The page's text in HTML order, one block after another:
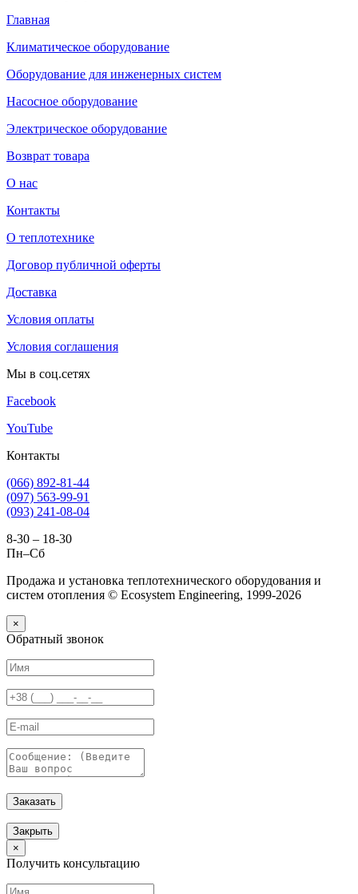
Главная
Климатическое оборудование
Оборудование для инженерных систем
Насосное оборудование
Электрическое оборудование
Возврат товара
О нас
Контакты
О теплотехнике
Договор публичной оферты
Доставка
Условия оплаты
Условия соглашения
Мы в соц.сетях
Facebook
YouTube
Контакты
(066) 892-81-44
(097) 563-99-91
(093) 241-08-04
8-30 – 18-30
Пн–Сб
Продажа и установка теплотехнического оборудования и
систем отопления © Ecosystem Engineering, 1999-2026
×
Обратный звонок
Заказать
Закрыть
×
Получить консультацию